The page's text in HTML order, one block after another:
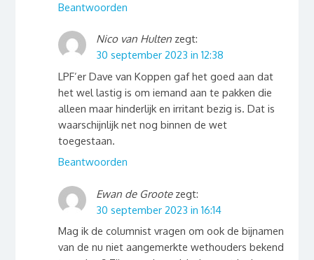
Beantwoorden
Nico van Hulten zegt:
30 september 2023 in 12:38
LPF’er Dave van Koppen gaf het goed aan dat
het wel lastig is om iemand aan te pakken die
alleen maar hinderlijk en irritant bezig is. Dat is
waarschijnlijk net nog binnen de wet
toegestaan.
Beantwoorden
Ewan de Groote zegt:
30 september 2023 in 16:14
Mag ik de columnist vragen om ook de bijnamen
van de nu niet aangemerkte wethouders bekend